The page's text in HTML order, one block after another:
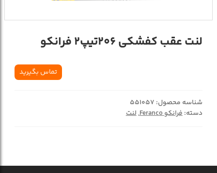
لنت عقب کفشکی 206تیپ2 فرانکو
تماس بگیرید
شناسه محصول: 551057
دسته:فرانکو Feranco ,لنت